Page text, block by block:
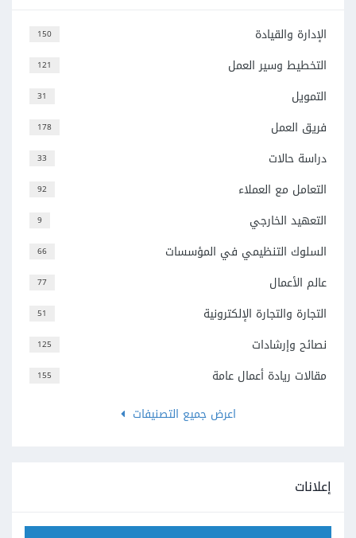
150 الإدارة والقيادة
121 التخطيط وسير العمل
31 التمويل
178 فريق العمل
33 دراسة حالات
92 التعامل مع العملاء
9 التعهيد الخارجي
66 السلوك التنظيمي في المؤسسات
77 عالم الأعمال
51 التجارة والتجارة الإلكترونية
125 نصائح وإرشادات
155
مقالات ريادة أعمال عامة
اعرض جميع التصنيفات
إعلانات